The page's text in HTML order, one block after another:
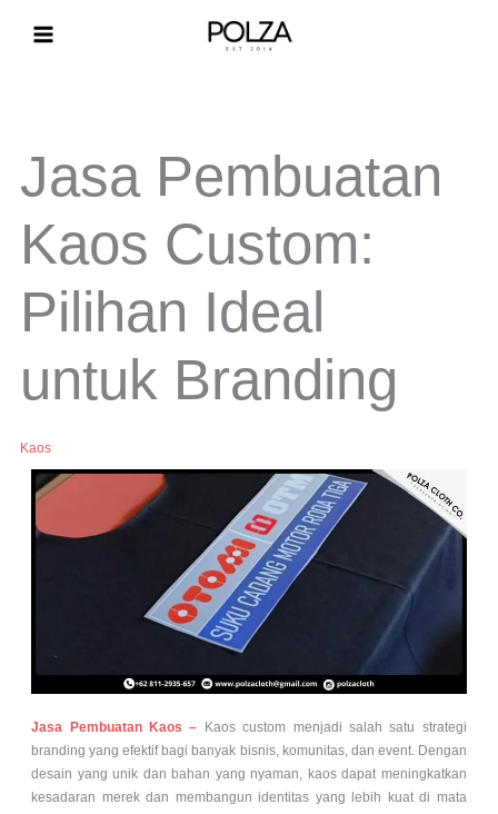
Jasa Pembuatan
Kaos Custom:
Pilihan Ideal
untuk Branding
Kaos
Jasa Pembuatan Kaos – Kaos custom menjadi salah satu strategi
branding yang efektif bagi banyak bisnis, komunitas, dan event. Dengan
desain yang unik dan bahan yang nyaman, kaos dapat meningkatkan
kesadaran merek dan membangun identitas yang lebih kuat di mata